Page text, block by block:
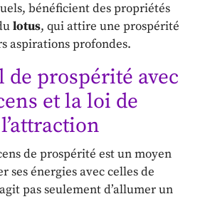
bénéficient des propriétés
lotus, qui attire une prospérité
aspirations profondes.
prospérité avec
et la loi de
l’attraction
de prospérité est un moyen
ses énergies avec celles de
pas seulement d’allumer un